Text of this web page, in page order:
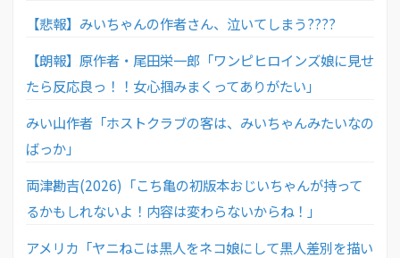
【悲報】みいちゃんの作者さん、泣いてしまう????
【朗報】原作者・尾田栄一郎「ワンピヒロインズ娘に見せ
たら反応良っ！！女心掴みまくってありがたい」
みい山作者「ホストクラブの客は、みいちゃんみたいなの
ばっか」
両津勘吉(2026)「こち亀の初版本おじいちゃんが持って
るかもしれないよ！内容は変わらないからね！」
アメリカ「ヤニねこは黒人をネコ娘にして黒人差別を描い